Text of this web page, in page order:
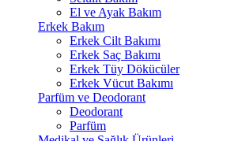
El ve Ayak Bakım
Erkek Bakım
Erkek Cilt Bakımı
Erkek Saç Bakımı
Erkek Tüy Dökücüler
Erkek Vücut Bakımı
Parfüm ve Deodorant
Deodorant
Parfüm